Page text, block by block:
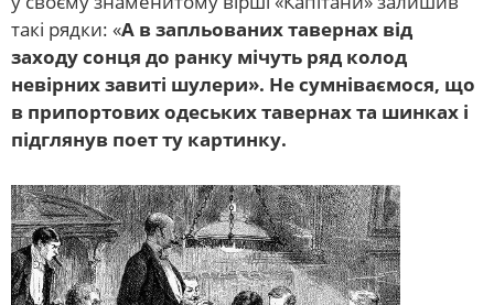
такі рядки: «А в запльованих тавернах від
заходу сонця до ранку мічуть ряд колод
невірних завиті шулери». Не сумніваємося, що
в припортових одеських тавернах та шинках і
підглянув поет ту картинку.